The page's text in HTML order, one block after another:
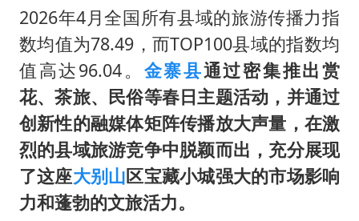
2026年4月全国所有县域的旅游传播力指
数均值为78.49，而TOP100县域的指数均
值高达96.04。 金寨县通过密集推出赏
花、茶旅、民俗等春日主题活动，并通过
创新性的融媒体矩阵传播放大声量，在激
烈的县域旅游竞争中脱颖而出，充分展现
了这座大别山区宝藏小城强大的市场影响
力和蓬勃的文旅活力。